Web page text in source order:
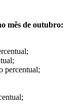
mês de outubro:
percentual;